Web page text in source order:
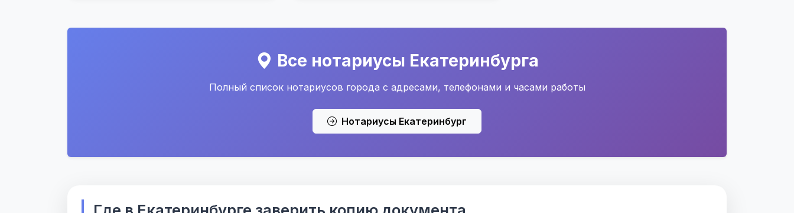
Все нотариусы Екатеринбурга
Полный список нотариусов города с адресами, телефонами и часами работы
Нотариусы Екатеринбург